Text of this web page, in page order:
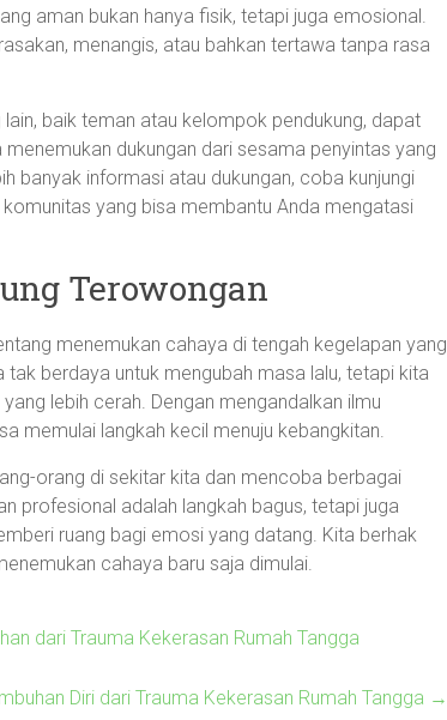
aman bukan hanya fisik, tetapi juga emosional.
menangis, atau bahkan tertawa tanpa rasa
baik teman atau kelompok pendukung, dapat
dukungan dari sesama penyintas yang
banyak informasi atau dukungan, coba kunjungi
yang bisa membantu Anda mengatasi
Terowongan
menemukan cahaya di tengah kegelapan yang
berdaya untuk mengubah masa lalu, tetapi kita
lebih cerah. Dengan mengandalkan ilmu
memulai langkah kecil menuju kebangkitan.
orang di sekitar kita dan mencoba berbagai
profesional adalah langkah bagus, tetapi juga
ruang bagi emosi yang datang. Kita berhak
cahaya baru saja dimulai.
dari Trauma Kekerasan Rumah Tangga
Diri dari Trauma Kekerasan Rumah Tangga →